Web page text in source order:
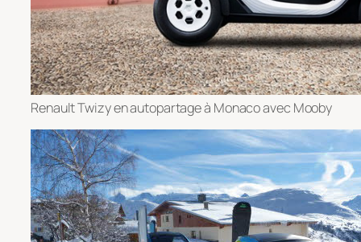
Renault Twizy en autopartage à Monaco avec Mooby